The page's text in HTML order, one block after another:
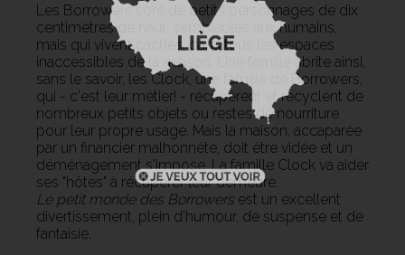
Les Borrowers sont de petits personnages de dix
centimètres de haut, semblables aux humains,
mais qui vivent cachés, dans tous les espaces
inaccessibles de la maison. Une famille abrite ainsi,
sans le savoir, les Clock, une famille de Borrowers,
qui - c'est leur métier! - récupèrent et recyclent de
nombreux petits objets ou restes de nourriture
pour leur propre usage. Mais la maison, accaparée
par un financier malhonnête, doit être vidée et un
déménagement s'impose. La famille Clock va aider
ses "hôtes" à récupérer leur demeure.
Le petit monde des Borrowersest un excellent
divertissement, plein d'humour, de suspense et de
fantaisie.